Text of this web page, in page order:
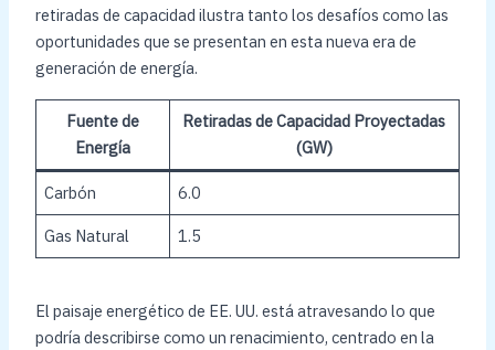
retiradas de capacidad ilustra tanto los desafíos como las
oportunidades que se presentan en esta nueva era de
generación de energía.
Fuente de
Energía
Retiradas de Capacidad Proyectadas
(GW)
Carbón 6.0
Gas Natural 1.5
El paisaje energético de EE. UU. está atravesando lo que
podría describirse como un renacimiento, centrado en la